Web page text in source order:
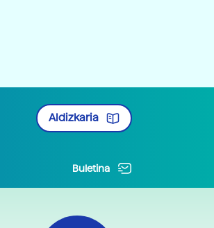
Aldizkaria
Buletina